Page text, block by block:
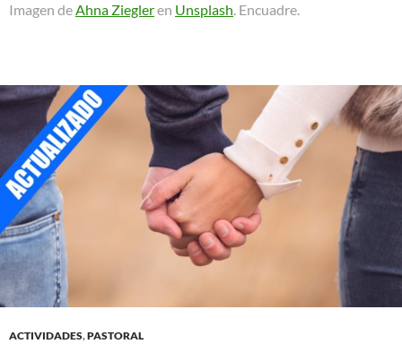
Imagen deAhna Ziegleren Unsplash. Encuadre.
ACTIVIDADES,PASTORAL